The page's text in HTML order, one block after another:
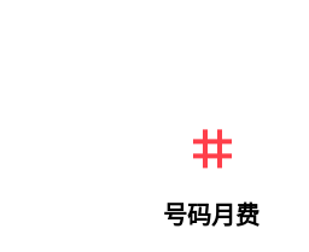
号码月费